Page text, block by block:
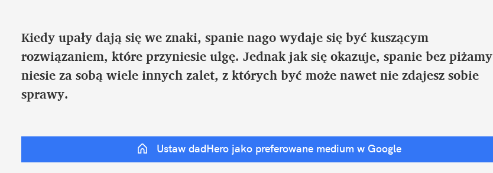
Kiedy upały dają się we znaki, spanie nago wydaje się być kuszącym
rozwiązaniem, które przyniesie ulgę. Jednak jak się okazuje, spanie bez piżamy
niesie za sobą wiele innych zalet, z których być może nawet nie zdajesz sobie
sprawy.
Ustaw dadHero jako preferowane medium w Google